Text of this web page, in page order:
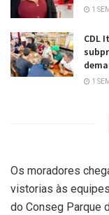
1
CDL
1
Os moradores
vistorias às
do Conseg Parque